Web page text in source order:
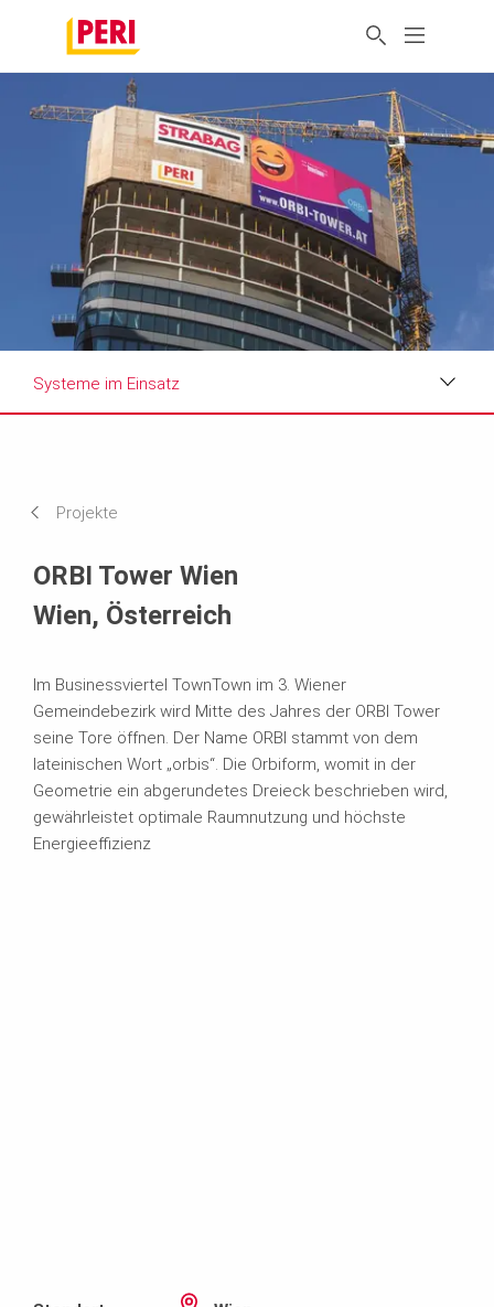
Systeme im Einsatz
Projekte
ORBI Tower Wien
Wien, Österreich
Im Businessviertel TownTown im 3. Wiener
Gemeindebezirk wird Mitte des Jahres der ORBI Tower
seine Tore öffnen. Der Name ORBI stammt von dem
lateinischen Wort „orbis“. Die Orbiform, womit in der
Geometrie ein abgerundetes Dreieck beschrieben wird,
gewährleistet optimale Raumnutzung und höchste
Energieeffizienz